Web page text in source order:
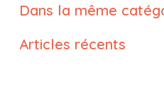
Dans la même
Articles récents